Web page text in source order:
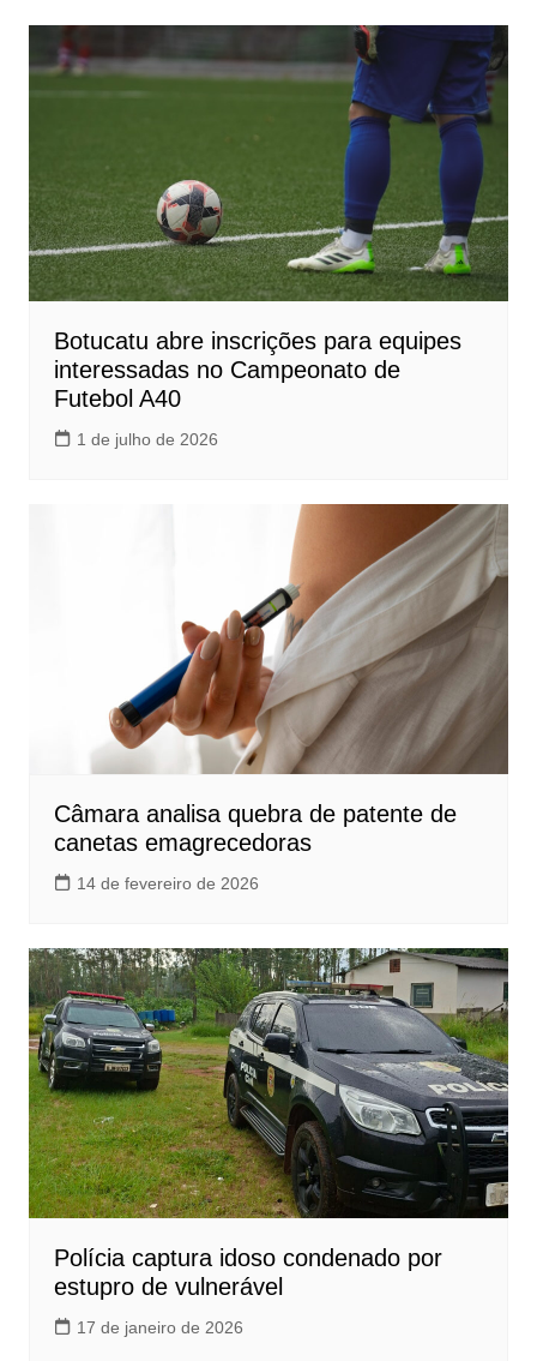
Botucatu abre inscrições para equipes
interessadas no Campeonato de
Futebol A40
1 de julho de 2026
Câmara analisa quebra de patente de
canetas emagrecedoras
14 de fevereiro de 2026
Polícia captura idoso condenado por
estupro de vulnerável
17 de janeiro de 2026